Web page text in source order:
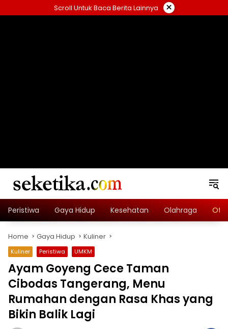
to
Scroll Untuk Baca Berita Lainnya ×
Peristiwa Gaya Hidup Kesehatan Olahraga
Home Gaya Hidup Kuliner
Kuliner Peristiwa UMKM
Ayam Goyeng Cece Taman
Cibodas Tangerang, Menu
Rumahan dengan Rasa Khas yang
Bikin Balik Lagi